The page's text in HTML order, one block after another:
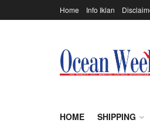
Home Info Iklan
HOME SHIPPING